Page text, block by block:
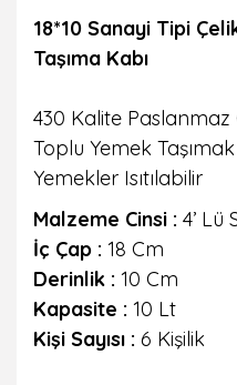
18*10 Sanayi Tipi
Taşıma Kabı
430 Kalite
Toplu Yemek
Yemekler Isıtılabilir
Malzeme Cinsi : 4’ Lü
İç Çap : 18 Cm
Derinlik : 10 Cm
Kapasite : 10 Lt
Kişi Sayısı : 6 Kişilik